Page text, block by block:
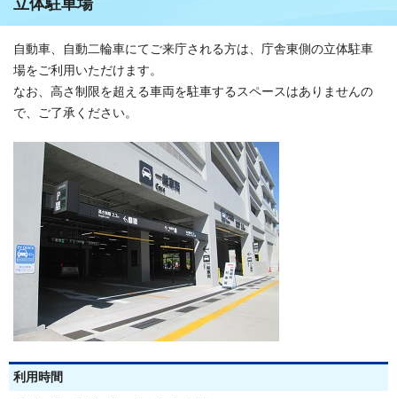
立体駐車場
自動車、自動二輪車にてご来庁される方は、庁舎東側の立体駐車
場をご利用いただけます。
なお、高さ制限を超える車両を駐車するスペースはありませんの
で、ご了承ください。
利用時間